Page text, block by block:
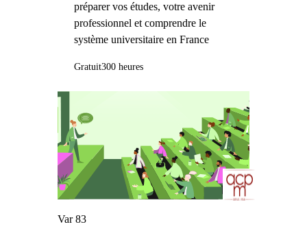
préparer vos études, votre avenir
professionnel et comprendre le
système universitaire en France
Gratuit300 heures
Var 83